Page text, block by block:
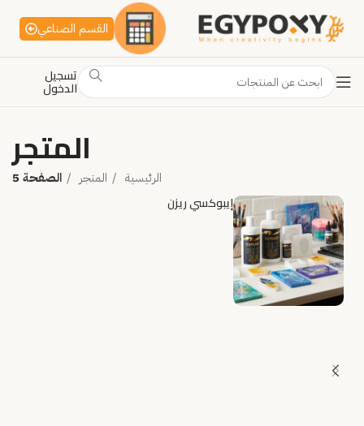
القسم الصناعي
تسجيل
الدخول
المتجر
الرئيسية المتجر الصفحة 5
إيبوكسي ريزن